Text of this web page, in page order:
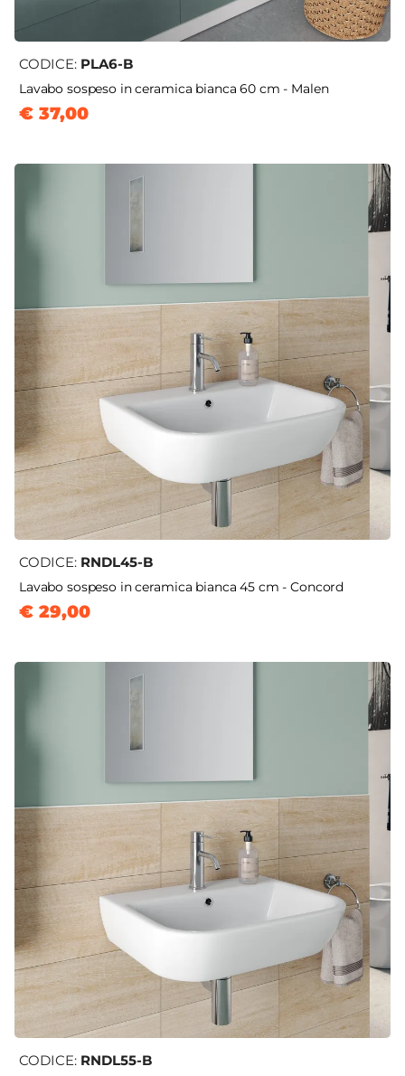
CODICE: PLA6-B
Lavabo sospeso in ceramica bianca 60 cm - Malen
€ 37,00
CODICE: RNDL45-B
Lavabo sospeso in ceramica bianca 45 cm - Concord
€ 29,00
CODICE: RNDL55-B